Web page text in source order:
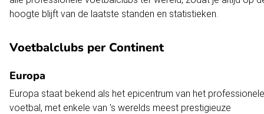
hoogte blijft van de laatste standen en statistieken.
Voetbalclubs per Continent
Europa
Europa staat bekend als het epicentrum van het professionele
voetbal, met enkele van 's werelds meest prestigieuze